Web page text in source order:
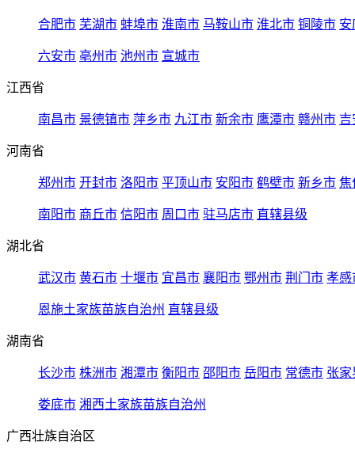
合肥市 芜湖市 蚌埠市 淮南市 马鞍山市 淮北市 铜陵市 安
六安市 亳州市 池州市 宣城市
江西省
南昌市 景德镇市 萍乡市 九江市 新余市 鹰潭市 赣州市 吉
河南省
郑州市 开封市 洛阳市 平顶山市 安阳市 鹤壁市 新乡市 焦
南阳市 商丘市 信阳市 周口市 驻马店市 直辖县级
湖北省
武汉市 黄石市 十堰市 宜昌市 襄阳市 鄂州市 荆门市 孝感
恩施土家族苗族自治州 直辖县级
湖南省
长沙市 株洲市 湘潭市 衡阳市 邵阳市 岳阳市 常德市 张家
娄底市 湘西土家族苗族自治州
广西壮族自治区